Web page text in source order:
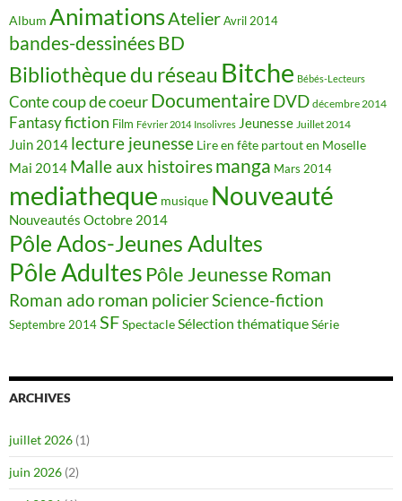
Album AnimationsAtelierAvril 2014
bandes-dessinéesBD
Bibliothèque du réseau Bitche Bébés-Lecteurs
Contecoup de coeurDocumentaireDVD décembre 2014
Fantasyfiction Film Février 2014 Insolivres Jeunesse Juillet 2014
Juin 2014 lecture jeunesse Lire en fête partout en Moselle
Mai 2014 Malle aux histoiresmanga Mars 2014
mediatheque musique Nouveauté
Nouveautés Octobre 2014
Pôle Ados-Jeunes Adultes
Pôle Adultes Pôle Jeunesse Roman
Roman ado roman policierScience-fiction
Septembre 2014SFSpectacleSélection thématiqueSérie
ARCHIVES
juillet 2026 (1)
juin 2026 (2)